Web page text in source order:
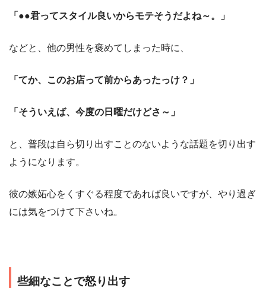
「●●君ってスタイル良いからモテそうだよね～。」
などと、他の男性を褒めてしまった時に、
「てか、このお店って前からあったっけ？」
「そういえば、今度の日曜だけどさ～」
と、普段は自ら切り出すことのないような話題を切り出す
ようになります。
彼の嫉妬心をくすぐる程度であれば良いですが、やり過ぎ
には気をつけて下さいね。
些細なことで怒り出す